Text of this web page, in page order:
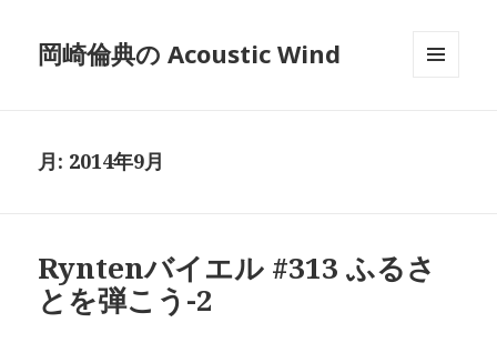
岡崎倫典の Acoustic Wind
月: 2014年9月
Ryntenバイエル #313 ふるさ
とを弾こう-2